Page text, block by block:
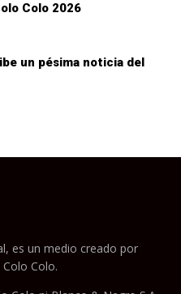
Colo 2026
un pésima noticia del
es un medio creado por
Colo.